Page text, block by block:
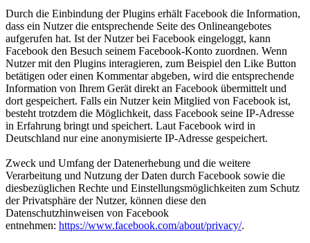
Durch die Einbindung der Plugins erhält Facebook die Information,
dass ein Nutzer die entsprechende Seite des Onlineangebotes
aufgerufen hat. Ist der Nutzer bei Facebook eingeloggt, kann
Facebook den Besuch seinem Facebook-Konto zuordnen. Wenn
Nutzer mit den Plugins interagieren, zum Beispiel den Like Button
betätigen oder einen Kommentar abgeben, wird die entsprechende
Information von Ihrem Gerät direkt an Facebook übermittelt und
dort gespeichert. Falls ein Nutzer kein Mitglied von Facebook ist,
besteht trotzdem die Möglichkeit, dass Facebook seine IP-Adresse
in Erfahrung bringt und speichert. Laut Facebook wird in
Deutschland nur eine anonymisierte IP-Adresse gespeichert.
Zweck und Umfang der Datenerhebung und die weitere
Verarbeitung und Nutzung der Daten durch Facebook sowie die
diesbezüglichen Rechte und Einstellungsmöglichkeiten zum Schutz
der Privatsphäre der Nutzer, können diese den
Datenschutzhinweisen von Facebook
entnehmen: https://www.facebook.com/about/privacy/.